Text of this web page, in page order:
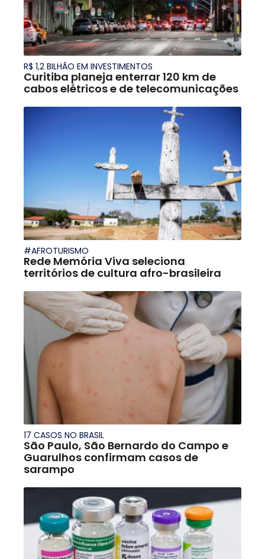
R$ 1,2 BILHÃO EM INVESTIMENTOS
Curitiba planeja enterrar 120 km de
cabos elétricos e de telecomunicações
#AFROTURISMO
Rede Memória Viva seleciona
territórios de cultura afro-brasileira
17 CASOS NO BRASIL
São Paulo, São Bernardo do Campo e
Guarulhos confirmam casos de
sarampo